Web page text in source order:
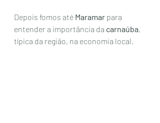
Depois fomos até Maramar para
entender a importância da carnaúba,
típica da região, na economia local.